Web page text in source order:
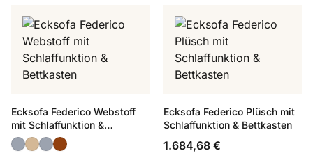
Ecksofa Federico Webstoff
mit Schlaffunktion &
Bettkasten
Ecksofa Federico Plüsch mit
Schlaffunktion & Bettkasten
1.684,68 €